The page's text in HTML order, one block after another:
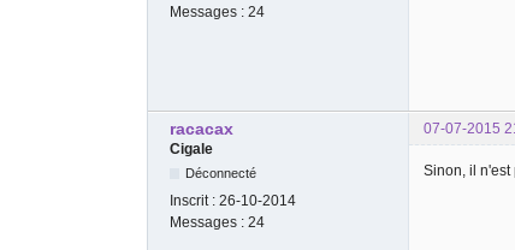
Messages : 24
racacax
07-07-2015
Cigale
Déconnecté
Inscrit : 26-10-2014
Messages : 24
Sinon, il n'est